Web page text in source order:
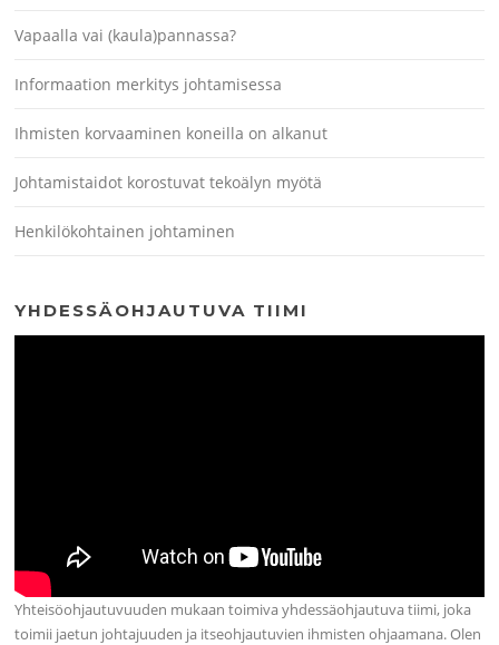
Vapaalla vai (kaula)pannassa?
Informaation merkitys johtamisessa
Ihmisten korvaaminen koneilla on alkanut
Johtamistaidot korostuvat tekoälyn myötä
Henkilökohtainen johtaminen
YHDESSÄOHJAUTUVA TIIMI
Yhteisöohjautuvuuden mukaan toimiva yhdessäohjautuva tiimi, joka
toimii jaetun johtajuuden ja itseohjautuvien ihmisten ohjaamana. Olen